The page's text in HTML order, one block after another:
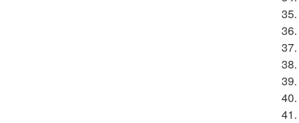
35.
36.
37.
38.
39.
40.
41.